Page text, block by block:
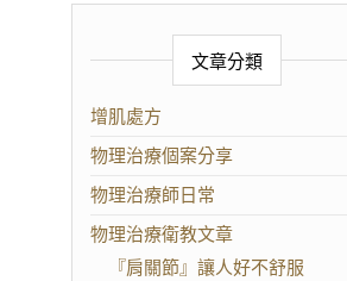
文章分類
增肌處方
物理治療個案分享
物理治療師日常
物理治療衛教文章
『肩關節』讓人好不舒服